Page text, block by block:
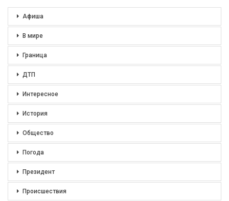
Афиша
В мире
Граница
ДТП
Интересное
История
Общество
Погода
Президент
Происшествия